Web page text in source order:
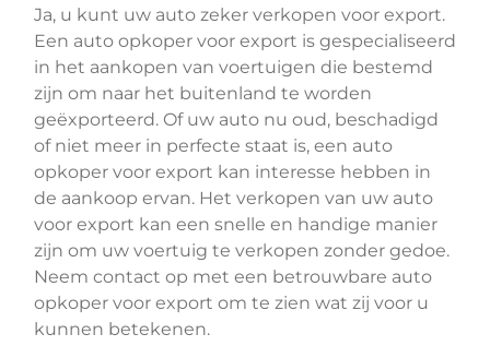
Ja, u kunt uw auto zeker verkopen voor export.
Een auto opkoper voor export is gespecialiseerd
in het aankopen van voertuigen die bestemd
zijn om naar het buitenland te worden
geëxporteerd. Of uw auto nu oud, beschadigd
of niet meer in perfecte staat is, een auto
opkoper voor export kan interesse hebben in
de aankoop ervan. Het verkopen van uw auto
voor export kan een snelle en handige manier
zijn om uw voertuig te verkopen zonder gedoe.
Neem contact op met een betrouwbare auto
opkoper voor export om te zien wat zij voor u
kunnen betekenen.